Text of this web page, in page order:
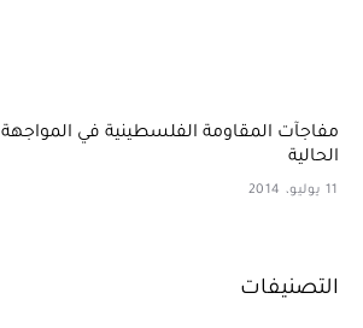
مفاجآت المقاومة الفلسطينية في المواجهة
الحالية
11 يوليو، 2014
التصنيفات